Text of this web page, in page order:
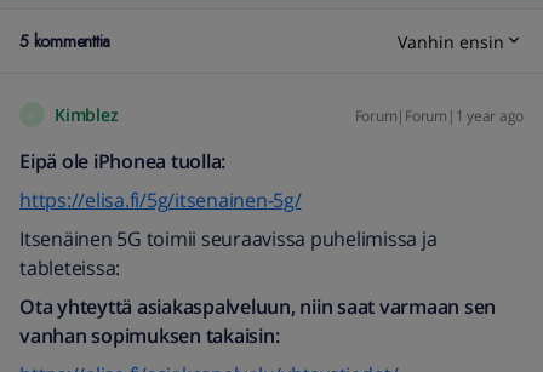
5 kommenttia Vanhin ensin
Kimblez Forum|Forum|1 year ago
Eipä ole iPhonea tuolla:
https://elisa.fi/5g/itsenainen-5g/
Itsenäinen 5G toimii seuraavissa puhelimissa ja
tableteissa:
Ota yhteyttä asiakaspalveluun, niin saat varmaan sen
vanhan sopimuksen takaisin: